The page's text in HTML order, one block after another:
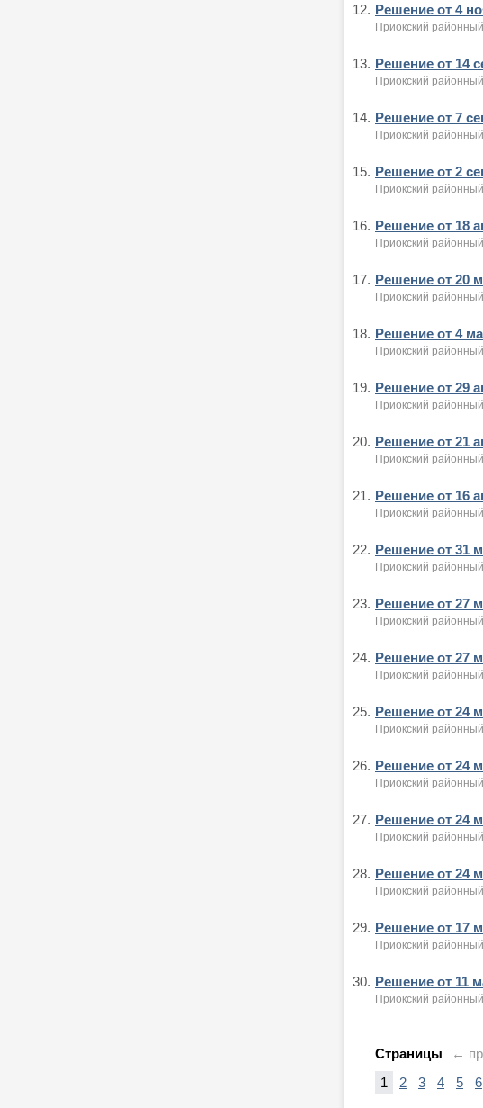
12. Решение от 4
Приокский
13. Решение от 14
Приокский
14. Решение от 7
Приокский
15. Решение от 2
Приокский
16. Решение от 18
Приокский
17. Решение от 20
Приокский
18. Решение от 4
Приокский
19. Решение от 29
Приокский
20. Решение от 21
Приокский
21. Решение от 16
Приокский
22. Решение от 31
Приокский
23. Решение от 27
Приокский
24. Решение от 27
Приокский
25. Решение от 24
Приокский
26. Решение от 24
Приокский
27. Решение от 24
Приокский
28. Решение от 24
Приокский
29. Решение от 17
Приокский
30. Решение от 11
Приокский
Страницы ←
1
2 3 4 5 6